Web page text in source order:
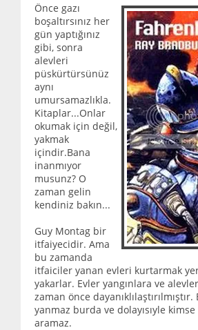
Önce gazı
boşaltırsınız her
gün yaptığınız
gibi, sonra
alevleri
püskürtürsünüz
aynı
umursamazlıkla.
Kitaplar...Onlar
okumak için değil,
yakmak
içindir.Bana
inanmıyor
musunz? O
zaman gelin
kendiniz bakın...
Guy Montag bir
itfaiyecidir. Ama
bu zamanda
itfaiciler yanan evleri kurtarmak
yakarlar. Evler yangınlara ve
zaman önce
yanmaz burda ve dolayısıyle kimse
aramaz.